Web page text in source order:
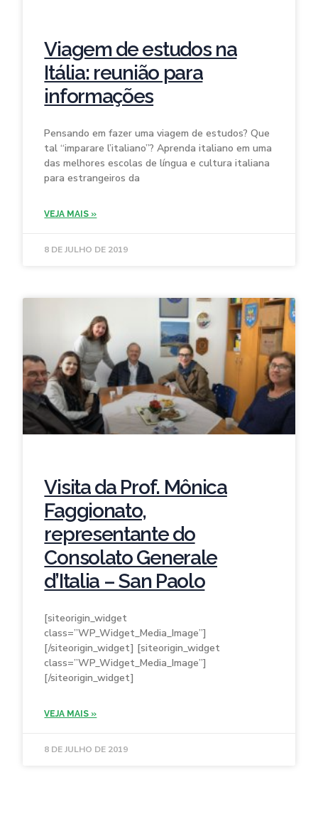
Viagem de estudos na
Itália: reunião para
informações
Pensando em fazer uma viagem de estudos? Que
tal “imparare l’italiano”? Aprenda italiano em uma
das melhores escolas de língua e cultura italiana
para estrangeiros da
VEJA MAIS »
8 DE JULHO DE 2019
Visita da Prof. Mônica
Faggionato,
representante do
Consolato Generale
d’Italia – San Paolo
[siteorigin_widget
class=”WP_Widget_Media_Image”]
[/siteorigin_widget] [siteorigin_widget
class=”WP_Widget_Media_Image”]
[/siteorigin_widget]
VEJA MAIS »
8 DE JULHO DE 2019